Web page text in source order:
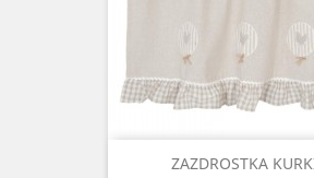
ZAZDROSTKA